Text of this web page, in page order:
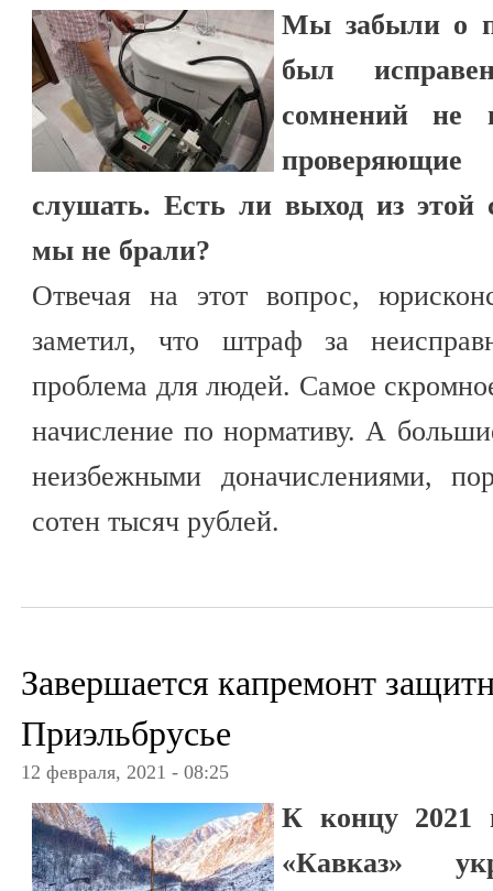
Мы забыли о
был
сомнений не
слушать. Есть ли выход из этой
мы не брали?
Отвечая на этот вопрос,
заметил, что штраф за
проблема для людей. Самое
начисление по нормативу. А
неизбежными доначислениями,
сотен тысяч рублей.
Завершается капремонт
Приэльбрусье
12 февраля, 2021 - 08:25
К концу 2021
«Кавказ»